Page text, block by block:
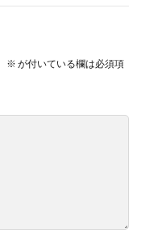
※ が付いている欄は必須項